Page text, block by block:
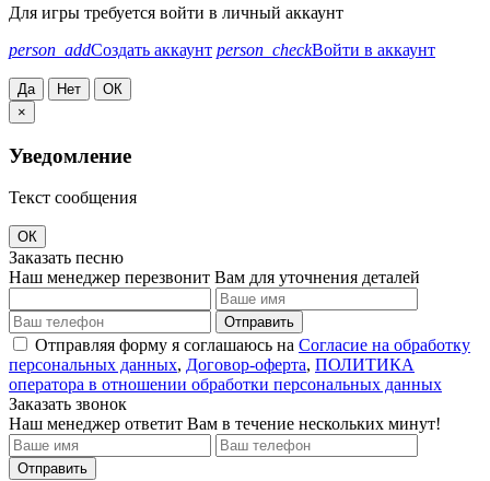
Для игры требуется войти в личный аккаунт
person_addСоздать аккаунт person_checkВойти в аккаунт
Да Нет
ОК
×
Уведомление
Текст сообщения
ОК
Заказать песню
Наш менеджер перезвонит Вам для уточнения деталей
Отправить
Отправляя форму я соглашаюсь на Согласие на обработку
персональных данных, Договор-оферта, ПОЛИТИКА
оператора в отношении обработки персональных данных
Заказать звонок
Наш менеджер ответит Вам в течение нескольких минут!
Отправить